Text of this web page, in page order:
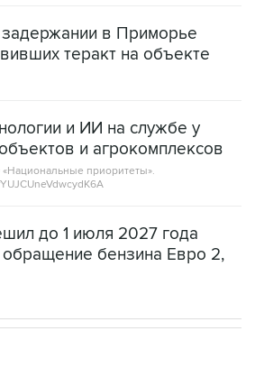
в Приморье
теракт на объекте
и ИИ на службе у
и агрокомплексов
приоритеты».
до 1 июля 2027 года
обращение бензина Евро 2,